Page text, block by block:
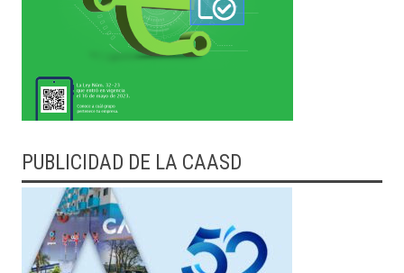
PUBLICIDAD DE LA CAASD